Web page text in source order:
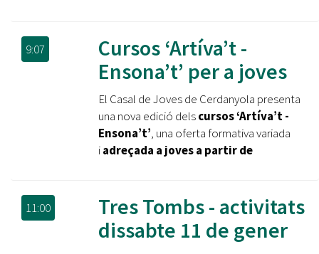
9:07
Cursos ‘Artíva’t -
Ensona’t’ per a joves
El Casal de Joves de Cerdanyola presenta
una nova edició delscursos ‘Artíva’t -
Ensona’t’, una oferta formativa variada
iadreçada a joves a partir de
11:00
Tres Tombs - activitats
dissabte 11 de gener